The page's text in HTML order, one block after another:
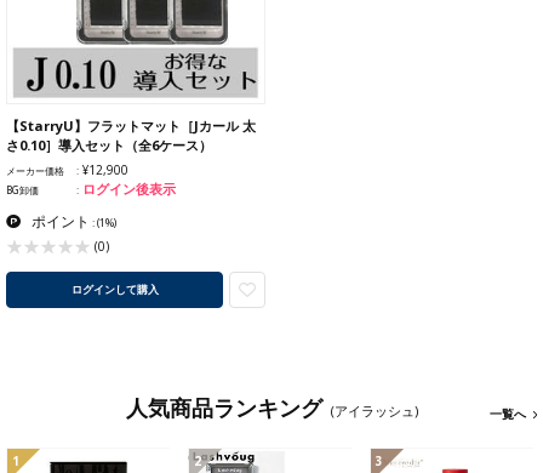
【StarryU】フラットマット［Jカール 太
さ0.10］導入セット（全6ケース）
メーカー価格 ¥12,900
BG卸価 ログイン後表示
ポイント :(1%)
(0)
ログインして購入
人気商品ランキング (アイラッシュ) 一覧へ
1 2 3